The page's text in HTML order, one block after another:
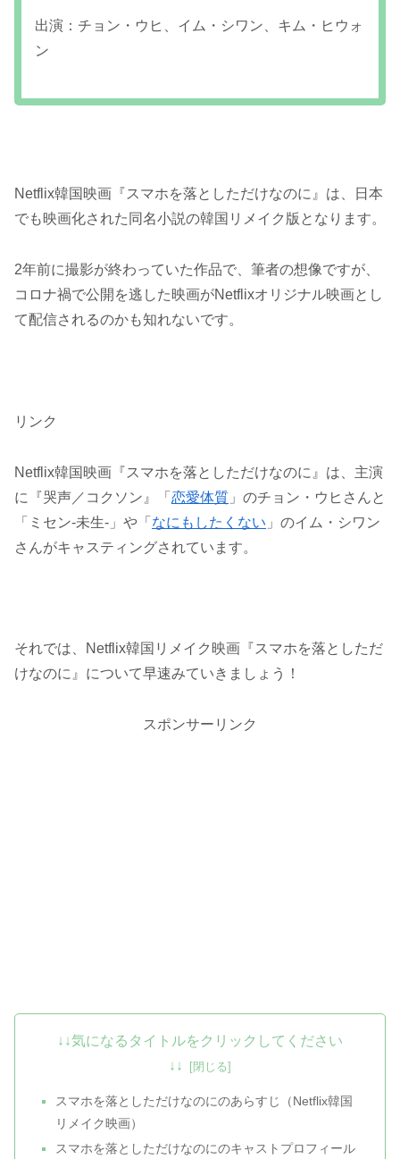
出演：チョン・ウヒ、イム・シワン、キム・ヒウォ
ン
Netflix韓国映画『スマホを落としただけなのに』は、日本
でも映画化された同名小説の韓国リメイク版となります。
2年前に撮影が終わっていた作品で、筆者の想像ですが、
コロナ禍で公開を逃した映画がNetflixオリジナル映画とし
て配信されるのかも知れないです。
リンク
Netflix韓国映画『スマホを落としただけなのに』は、主演
に『哭声／コクソン』「 恋愛体質 」のチョン・ウヒさんと
「ミセン-未生-」や「 なにもしたくない 」のイム・シワン
さんがキャスティングされています。
それでは、Netflix韓国リメイク映画『スマホを落としただ
けなのに』について早速みていきましょう！
スポンサーリンク
↓↓気になるタイトルをクリックしてください
↓↓
スマホを落としただけなのにのあらすじ（Netflix韓国
リメイク映画）
スマホを落としただけなのにのキャストプロフィール